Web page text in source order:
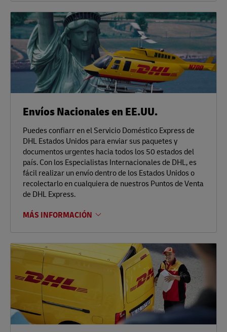
Envíos Nacionales en EE.UU.
Puedes confiarr en el Servicio Doméstico Express de
DHL Estados Unidos para enviar sus paquetes y
documentos urgentes hacia todos los 50 estados del
país. Con los Especialistas Internacionales de DHL, es
fácil realizar un envío dentro de los Estados Unidos o
recolectarlo en cualquiera de nuestros Puntos de Venta
de DHL Express.
MÁS INFORMACIÓN